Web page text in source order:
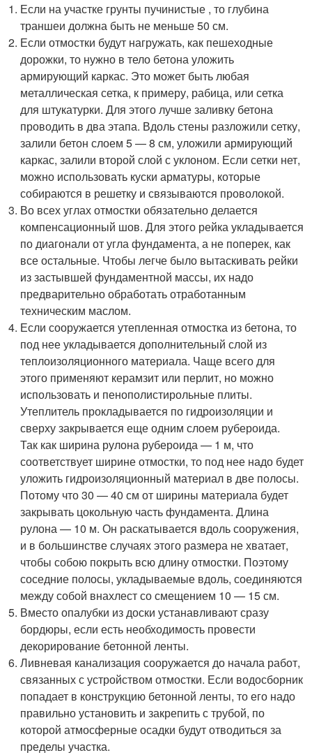
Если на участке грунты пучинистые , то глубина
траншеи должна быть не меньше 50 см.
Если отмостки будут нагружать, как пешеходные
дорожки, то нужно в тело бетона уложить
армирующий каркас. Это может быть любая
металлическая сетка, к примеру, рабица, или сетка
для штукатурки. Для этого лучше заливку бетона
проводить в два этапа. Вдоль стены разложили сетку,
залили бетон слоем 5 — 8 см, уложили армирующий
каркас, залили второй слой с уклоном. Если сетки нет,
можно использовать куски арматуры, которые
собираются в решетку и связываются проволокой.
Во всех углах отмостки обязательно делается
компенсационный шов. Для этого рейка укладывается
по диагонали от угла фундамента, а не поперек, как
все остальные. Чтобы легче было вытаскивать рейки
из застывшей фундаментной массы, их надо
предварительно обработать отработанным
техническим маслом.
Если сооружается утепленная отмостка из бетона, то
под нее укладывается дополнительный слой из
теплоизоляционного материала. Чаще всего для
этого применяют керамзит или перлит, но можно
использовать и пенополистирольные плиты.
Утеплитель прокладывается по гидроизоляции и
сверху закрывается еще одним слоем рубероида.
Так как ширина рулона рубероида — 1 м, что
соответствует ширине отмостки, то под нее надо будет
уложить гидроизоляционный материал в две полосы.
Потому что 30 — 40 см от ширины материала будет
закрывать цокольную часть фундамента. Длина
рулона — 10 м. Он раскатывается вдоль сооружения,
и в большинстве случаях этого размера не хватает,
чтобы собою покрыть всю длину отмостки. Поэтому
соседние полосы, укладываемые вдоль, соединяются
между собой внахлест со смещением 10 — 15 см.
Вместо опалубки из доски устанавливают сразу
бордюры, если есть необходимость провести
декорирование бетонной ленты.
Ливневая канализация сооружается до начала работ,
связанных с устройством отмостки. Если водосборник
попадает в конструкцию бетонной ленты, то его надо
правильно установить и закрепить с трубой, по
которой атмосферные осадки будут отводиться за
пределы участка.